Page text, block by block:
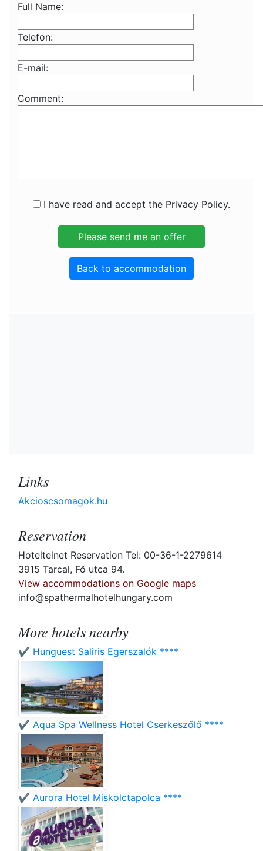
Full Name:
Telefon:
E-mail:
Comment:
I have read and accept the Privacy Policy.
Back to accommodation
Links
Akcioscsomagok.hu
Reservation
Hoteltelnet Reservation Tel: 00-36-1-2279614
3915 Tarcal, Fő utca 94.
View accommodations on Google maps
info@spathermalhotelhungary.com
More hotels nearby
✔️ Hunguest Saliris Egerszalók ****
✔️ Aqua Spa Wellness Hotel Cserkeszőlő ****
✔️ Aurora Hotel Miskolctapolca ****